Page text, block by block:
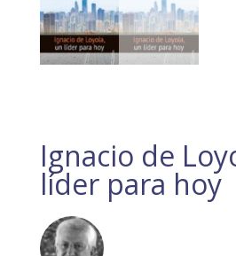
Ignacio de
líder para hoy